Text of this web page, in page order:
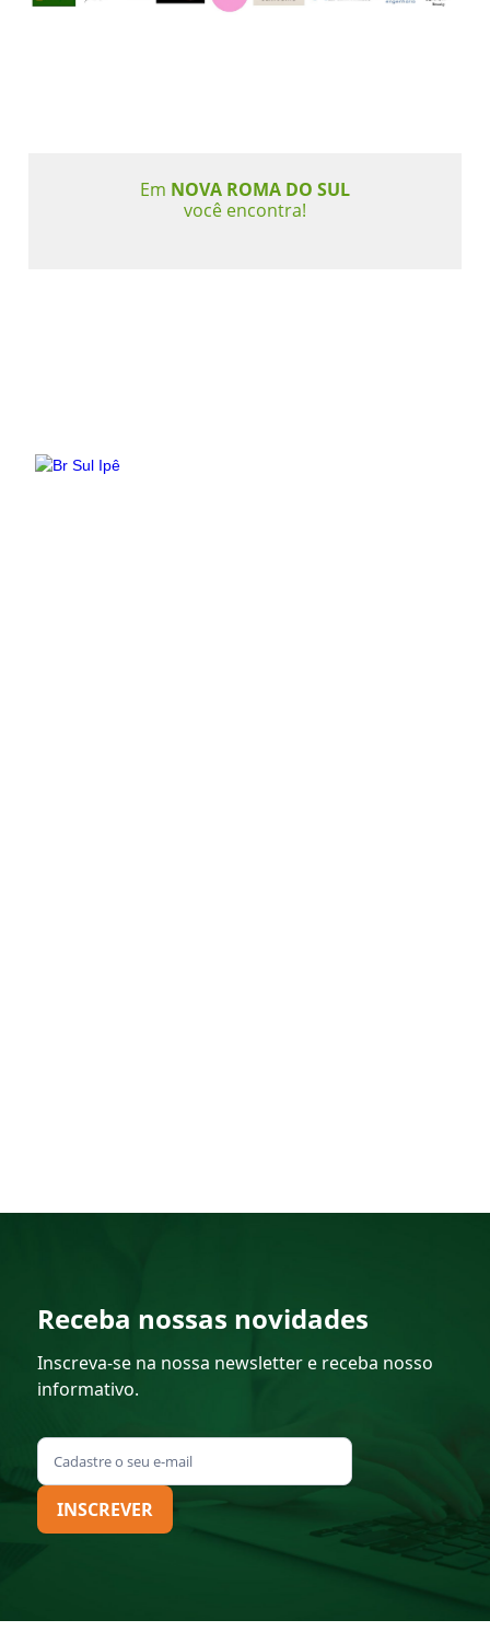
Em NOVA ROMA DO SUL
você encontra!
Receba nossas novidades
Inscreva-se na nossa newsletter e receba nosso
informativo.
INSCREVER